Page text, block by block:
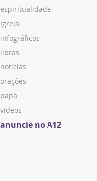
espiritualidade
igreja
infográficos
libras
notícias
orações
papa
vídeos
anuncie no A12